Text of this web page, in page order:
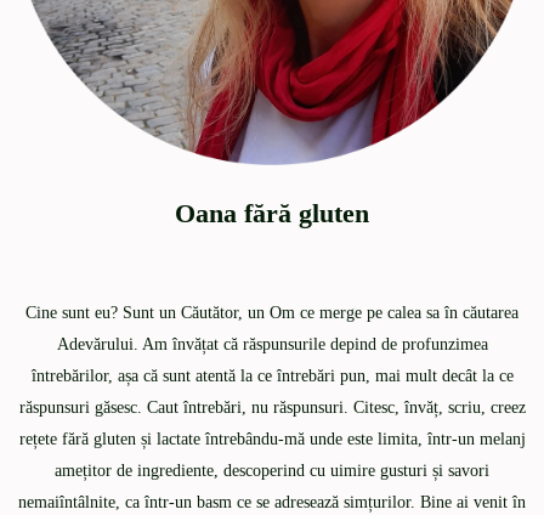
Oana fără gluten
Cine sunt eu? Sunt un Căutător, un Om ce merge pe calea sa în căutarea
Adevărului. Am învățat că răspunsurile depind de profunzimea
întrebărilor, așa că sunt atentă la ce întrebări pun, mai mult decât la ce
răspunsuri găsesc. Caut întrebări, nu răspunsuri. Citesc, învăț, scriu, creez
rețete fără gluten și lactate întrebându-mă unde este limita, într-un melanj
amețitor de ingrediente, descoperind cu uimire gusturi și savori
nemaiîntâlnite, ca într-un basm ce se adresează simțurilor. Bine ai venit în